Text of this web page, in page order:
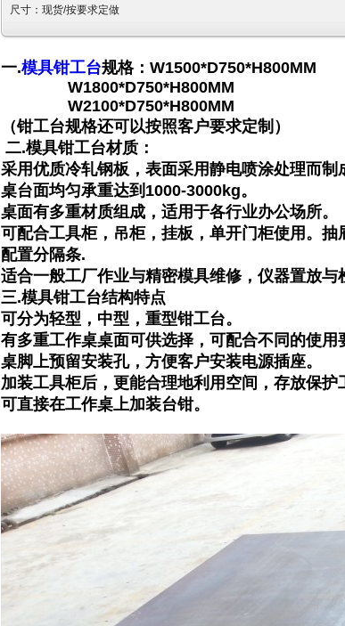
尺寸：现货/按要求定做
一.模具钳工台规格：W1500*D750*H800MM
W1800*D750*H800MM
W2100*D750*H800MM
（钳工台规格还可以按照客户要求定制）
二.模具钳工台材质：
采用优质冷轧钢板，表面采用静电喷涂处理而
桌台面均匀承重达到1000-3000kg。
桌面有多重材质组成，适用于各行业办公场所。
可配合工具柜，吊柜，挂板，单开门柜使用。
配置分隔条.
适合一般工厂作业与精密模具维修，仪器置放与
三.模具钳工台结构特点
可分为轻型，中型，重型钳工台。
有多重工作桌桌面可供选择，可配合不同的使用
桌脚上预留安装孔，方便客户安装电源插座。
加装工具柜后，更能合理地利用空间，存放保护
可直接在工作桌上加装台钳。